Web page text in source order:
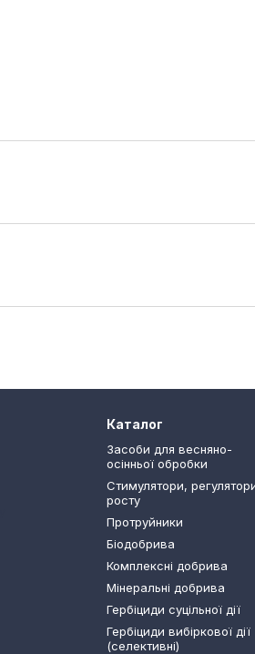
Каталог
Засоби для весняно-
осінньої обробки
Стимулятори,
росту
Протруйники
Біодобрива
Комплексні добрива
Мінеральні добрива
Гербіциди суцільної дії
Гербіциди вибіркової дії
(селективні)